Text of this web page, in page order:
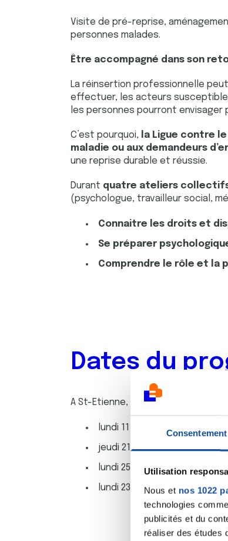
Consentement
Utilisation
Nous et nos 1022
technologies
publicités et du
réaliser des études
Visite de pré-reprise,
personnes malades.
Être accompagné dans son
La réinsertion professionnelle
effectuer, les acteurs
les personnes pourront envisager
C’est pourquoi, la Ligue contre
maladie ou aux demandeurs
une reprise durable et réussie.
Durant quatre ateliers
(psychologue, travailleur social,
Connaitre les droits et
Se préparer
Comprendre le rôle et la
Dates du
A St-Etienne, les séances auront
lundi 11 septembre de 14h30 à
jeudi 21 septembre de 9h à
lundi 25 septembre de 14h30
lundi 23 octobre de 14h30 à